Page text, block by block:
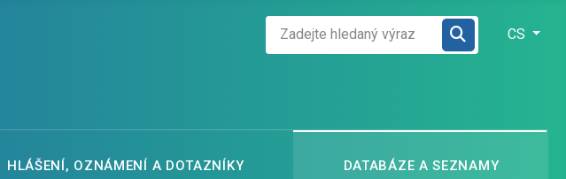
CS
HLÁŠENÍ, OZNÁMENÍ A DOTAZNÍKY DATABÁZE A SEZNAMY